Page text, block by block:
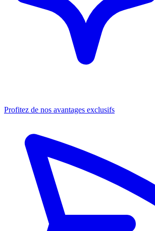
Profitez de nos avantages exclusifs